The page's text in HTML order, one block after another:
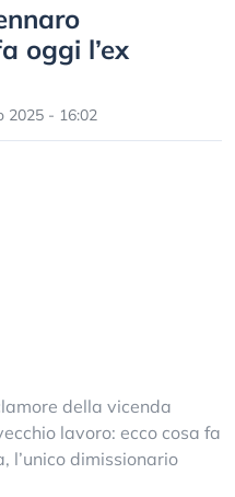
oggi l’ex
2025 - 16:02
della vicenda
lavoro: ecco cosa fa
l’unico dimissionario